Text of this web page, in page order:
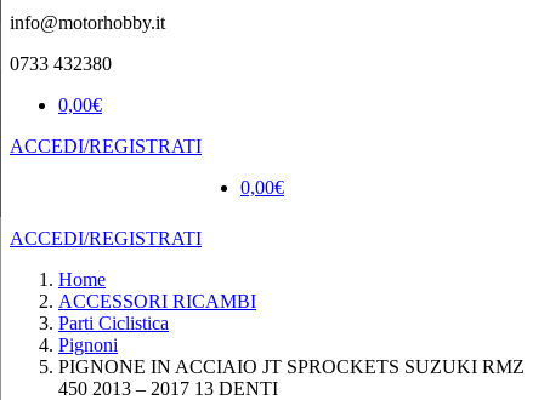
info@motorhobby.it
0733 432380
0,00€
ACCEDI/REGISTRATI
0,00€
ACCEDI/REGISTRATI
Home
ACCESSORI RICAMBI
Parti Ciclistica
Pignoni
PIGNONE IN ACCIAIO JT SPROCKETS SUZUKI RMZ
450 2013 – 2017 13 DENTI